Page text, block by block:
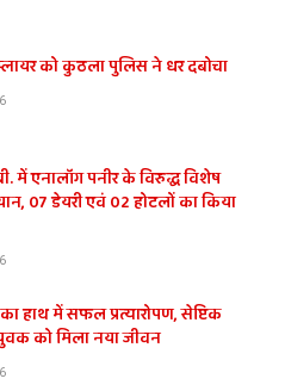
को कुठला पुलिस ने धर दबोचा
में एनालॉग पनीर के विरुद्ध विशेष
07 डेयरी एवं 02 होटलों का किया
हाथ में सफल प्रत्यारोपण, सेप्टिक
को मिला नया जीवन